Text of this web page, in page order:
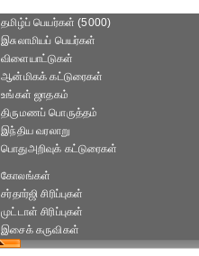
தமிழ்ப் பெயர்கள் (5000)
இசுலாமியப் பெயர்கள்
விளையாட்டுகள்
ஆன்மிகக் கட்டுரைகள்
உங்கள் ஜாதகம்
திருமணப் பொருத்தம்
இந்திய வரலாறு
பொதுஅறிவுக் கட்டுரைகள்
கோலங்கள்
சர்தார்ஜி சிரிப்புகள்
முட்டாள் சிரிப்புகள்
இசைக் கருவிகள்